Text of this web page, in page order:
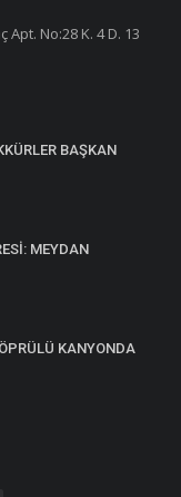
Apt. No:28 K. 4 D. 13
BAŞKAN
MEYDAN
KANYONDA